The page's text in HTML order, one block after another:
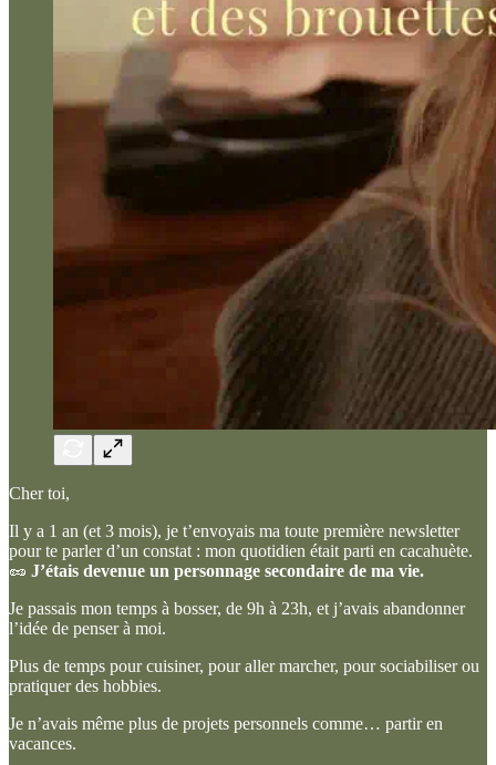
Cher toi,
Il y a 1 an (et 3 mois), je t’envoyais ma toute première newsletter
pour te parler d’un constat : mon quotidien était parti en cacahuète.
🥜 J’étais devenue un personnage secondaire de ma vie.
Je passais mon temps à bosser, de 9h à 23h, et j’avais abandonner
l’idée de penser à moi.
Plus de temps pour cuisiner, pour aller marcher, pour sociabiliser ou
pratiquer des hobbies.
Je n’avais même plus de projets personnels comme… partir en
vacances.